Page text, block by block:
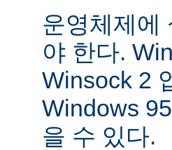
운영체제에
야 한다.
Winsock 2
Windows
을 수 있다.